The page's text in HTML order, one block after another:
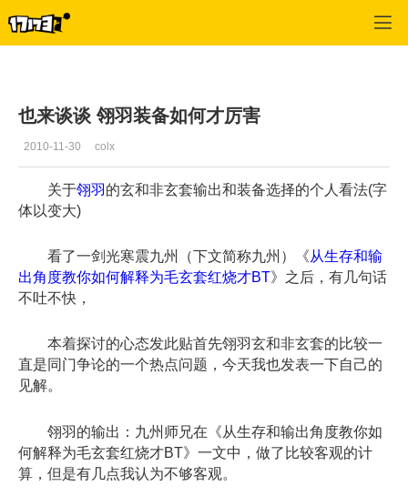
也来谈谈 翎羽装备如何才厉害
2010-11-30 colx
关于翎羽 的玄和非玄套输出和装备选择的个人看法(字
体以变大)
看了一剑光寒震九州（下文简称九州）《从生存和输
出角度教你如何解释为毛玄套红烧才BT》之后，有几句话
不吐不快，
本着探讨的心态发此贴首先翎羽玄和非玄套的比较一
直是同门争论的一个热点问题，今天我也发表一下自己的
见解。
翎羽的输出：九州师兄在《从生存和输出角度教你如
何解释为毛玄套红烧才BT》一文中，做了比较客观的计
算，但是有几点我认为不够客观。